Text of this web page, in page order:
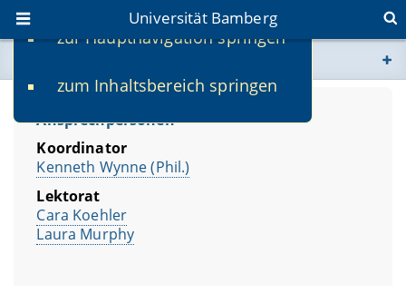
zur Hauptnavigation springen
zum Inhaltsbereich springen
Universität Bamberg
www.uni-bamberg.de
Ansprechpersonen
Koordinator
Kenneth Wynne (Phil.)
Lektorat
Cara Koehler
Laura Murphy